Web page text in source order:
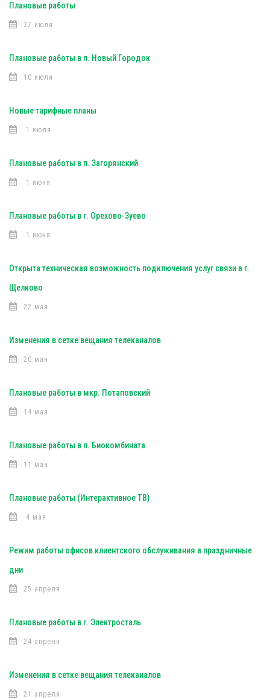
Плановые работы
27 июля
Плановые работы в п. Новый Городок
10 июля
Новые тарифные планы
1 июля
Плановые работы в п. Загорянский
1 июня
Плановые работы в г. Орехово-Зуево
1 июня
Открыта техническая возможность подключения услуг связи в г.
Щелково
22 мая
Изменения в сетке вещания телеканалов
20 мая
Плановые работы в мкр. Потаповский
14 мая
Плановые работы в п. Биокомбината
11 мая
Плановые работы (Интерактивное ТВ)
4 мая
Режим работы офисов клиентского обслуживания в праздничные
дни
25 апреля
Плановые работы в г. Электросталь
24 апреля
Изменения в сетке вещания телеканалов
21 апреля